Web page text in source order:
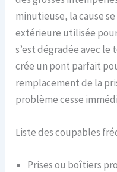
minutieuse, la cause
extérieure utilisée
s’est dégradée avec le
crée un pont parfait
remplacement de la
problème cesse
Liste des coupables
Prises ou boîtiers